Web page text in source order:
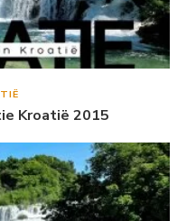
Kroatië 2015